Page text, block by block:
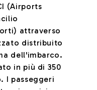
(Airports
attraverso
distribuito
dell'imbarco.
in più di 350
I passeggeri